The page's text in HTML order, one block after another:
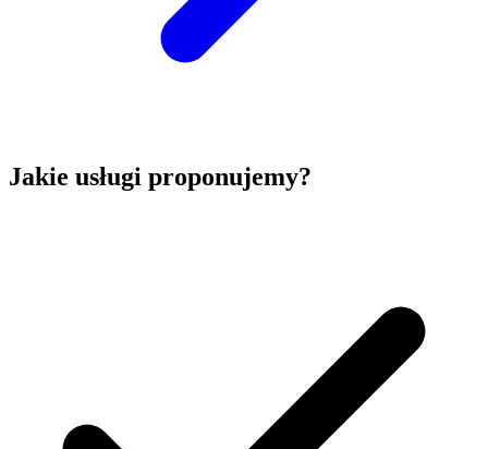
Jakie usługi proponujemy?